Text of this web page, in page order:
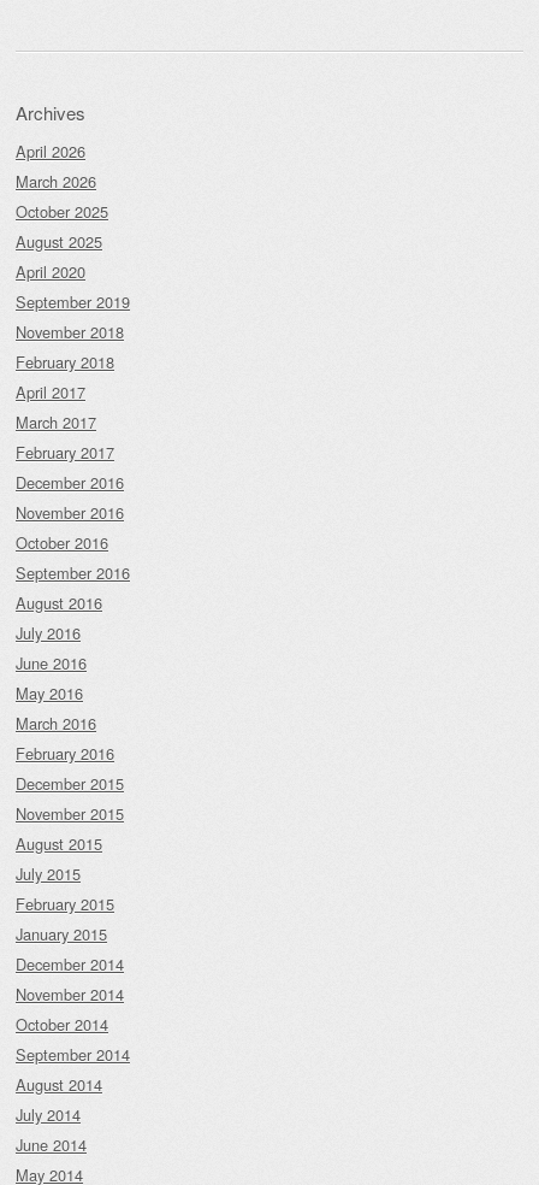
Archives
April 2026
March 2026
October 2025
August 2025
April 2020
September 2019
November 2018
February 2018
April 2017
March 2017
February 2017
December 2016
November 2016
October 2016
September 2016
August 2016
July 2016
June 2016
May 2016
March 2016
February 2016
December 2015
November 2015
August 2015
July 2015
February 2015
January 2015
December 2014
November 2014
October 2014
September 2014
August 2014
July 2014
June 2014
May 2014